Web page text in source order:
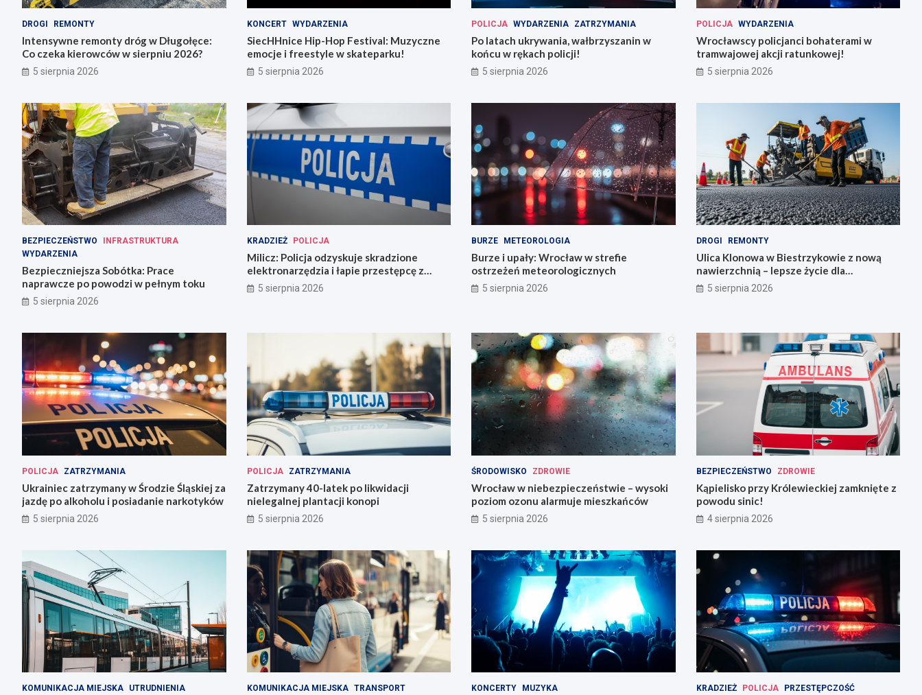
DROGI REMONTY
Intensywne remonty dróg w Długołęce:
Co czeka kierowców w sierpniu 2026?
5 sierpnia 2026
KONCERT WYDARZENIA
SiecHHnice Hip-Hop Festival: Muzyczne
emocje i freestyle w skateparku!
5 sierpnia 2026
POLICJA WYDARZENIA ZATRZYMANIA
Po latach ukrywania, wałbrzyszanin w
końcu w rękach policji!
5 sierpnia 2026
POLICJA WYDARZENIA
Wrocławscy policjanci bohaterami w
tramwajowej akcji ratunkowej!
5 sierpnia 2026
BEZPIECZEŃSTWO
INFRASTRUKTURA
WYDARZENIA
Bezpieczniejsza Sobótka: Prace
naprawcze po powodzi w pełnym toku
5 sierpnia 2026
KRADZIEŻ POLICJA
Milicz: Policja odzyskuje skradzione
elektronarzędzia i łapie przestępcę z
narkotykami
5 sierpnia 2026
BURZE METEOROLOGIA
Burze i upały: Wrocław w strefie
ostrzeżeń meteorologicznych
5 sierpnia 2026
DROGI REMONTY
Ulica Klonowa w Biestrzykowie z nową
nawierzchnią – lepsze życie dla
mieszkańców!
5 sierpnia 2026
POLICJA ZATRZYMANIA
Ukrainiec zatrzymany w Środzie Śląskiej za
jazdę po alkoholu i posiadanie narkotyków
5 sierpnia 2026
POLICJA ZATRZYMANIA
Zatrzymany 40-latek po likwidacji
nielegalnej plantacji konopi
5 sierpnia 2026
ŚRODOWISKO ZDROWIE
Wrocław w niebezpieczeństwie – wysoki
poziom ozonu alarmuje mieszkańców
5 sierpnia 2026
BEZPIECZEŃSTWO ZDROWIE
Kąpielisko przy Królewieckiej zamknięte z
powodu sinic!
4 sierpnia 2026
KOMUNIKACJA MIEJSKA UTRUDNIENIA KOMUNIKACJA MIEJSKA TRANSPORT KONCERTY MUZYKA KRADZIEŻ POLICJA PRZESTĘPCZOŚĆ